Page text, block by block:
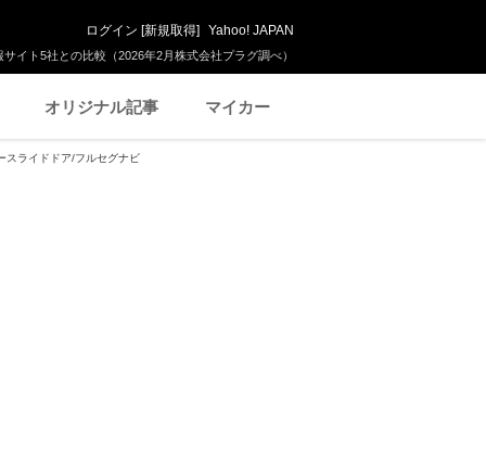
イト5社との比較（2026年2月株式会社プラグ調べ）
ログイン [新規取得] Yahoo! JAPAN
オリジナル記事 マイカー
スライドドア/フルセグナビ